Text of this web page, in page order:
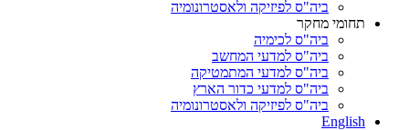
ביה"ס לפיזיקה ולאסטרונומיה
תחומי מחקר
ביה"ס לכימיה
ביה"ס למדעי המחשב
ביה"ס למדעי המתמטיקה
ביה"ס למדעי כדור הארץ
ביה"ס לפיזיקה ולאסטרונומיה
English